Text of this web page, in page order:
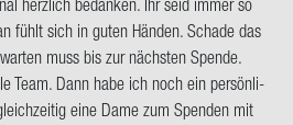
herz­lich be­dan­ken. Ihr seid immer so
fühlt sich in guten Hän­den. Scha­de das
muss bis zur nächs­ten Spen­de.
Team. Dann habe ich noch ein per­sön­li­
eine Dame zum Spen­den mit